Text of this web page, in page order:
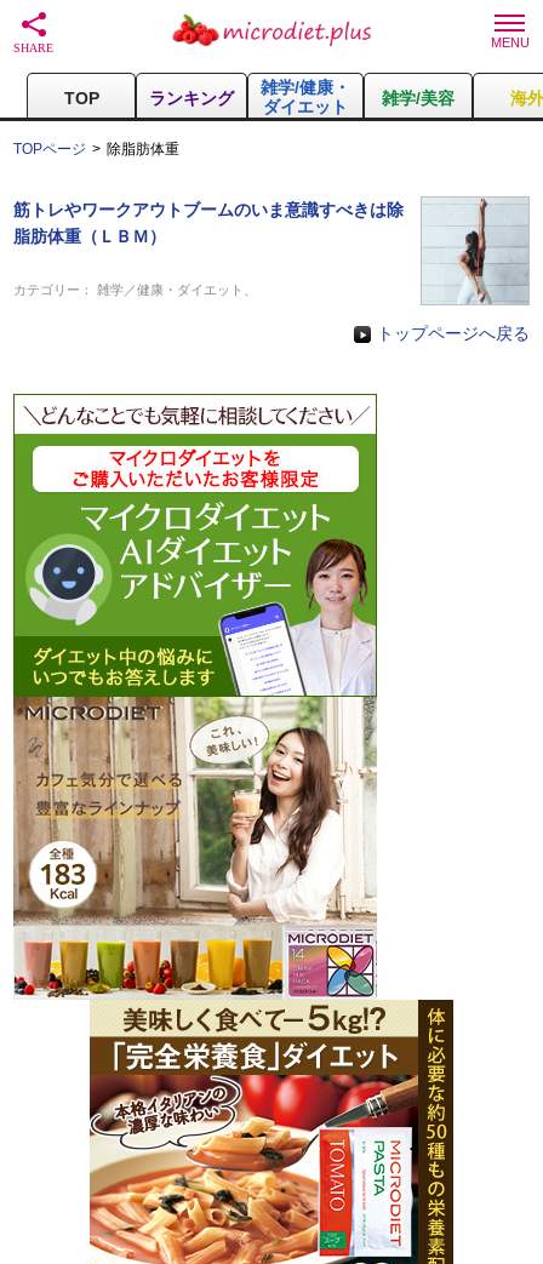
TOP ランキング
雑学/健康・
ダイエット
雑学/美容 海
TOPページ 除脂肪体重
筋トレやワークアウトブームのいま意識すべきは除
脂肪体重（ＬＢＭ）
カテゴリー：雑学／健康・ダイエット
トップページへ戻る